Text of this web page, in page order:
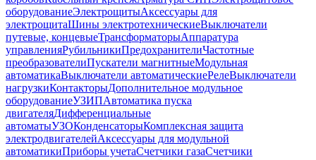
оборудованиеЭлектрощитыАксессуары для
электрощитаШины электротехническиеВыключатели
путевые, концевыеТрансформаторыАппаратура
управленияРубильникиПредохранителиЧастотные
преобразователиПускатели магнитныеМодульная
автоматикаВыключатели автоматическиеРелеВыключатели
нагрузкиКонтакторыДополнительное модульное
оборудованиеУЗИПАвтоматика пуска
двигателяДифференциальные
автоматыУЗОКонденсаторыКомплексная защита
электродвигателейАксессуары для модульной
автоматикиПриборы учетаСчетчики газаСчетчики